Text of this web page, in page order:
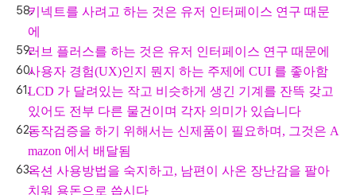
키넥트를 사려고 하는 것은 유저 인터페이스 연구 때문
에
러브 플러스를 하는 것은 유저 인터페이스 연구 때문에
사용자 경험(UX)인지 뭔지 하는 주제에 CUI 를 좋아함
LCD 가 달려있는 작고 비슷하게 생긴 기계를 잔뜩 갖고
있어도 전부 다른 물건이며 각자 의미가 있습니다
동작검증을 하기 위해서는 신제품이 필요하며, 그것은 A
mazon 에서 배달됨
옥션 사용방법을 숙지하고, 남편이 사온 장난감을 팔아
치워 용돈으로 씁시다